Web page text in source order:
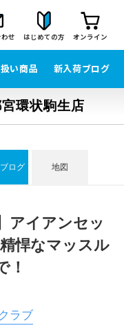
せ はじめての方 オンライン
い商品 新入荷ブログ
環状駒生店
ログ 地図
アイアンセッ
悍なマッスル
！
ラブ